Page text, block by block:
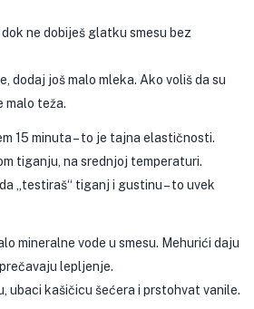
dok ne dobiješ glatku smesu bez
dodaj još malo mleka. Ako voliš da su
malo teža.
15 minuta – to je tajna elastičnosti.
tiganju, na srednjoj temperaturi.
„testiraš“ tiganj i gustinu – to uvek
mineralne vode u smesu. Mehurići daju
lepljenje.
ubaci kašičicu šećera i prstohvat vanile.